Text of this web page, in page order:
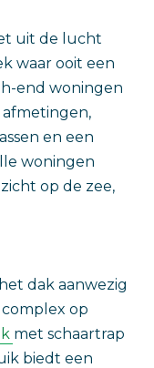
uit de lucht
waar ooit een
end woningen
afmetingen,
en een
woningen
op de zee,
dak aanwezig
op
met schaartrap
biedt een